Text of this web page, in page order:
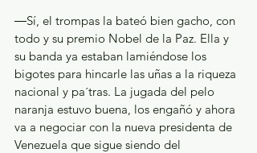
―Sí, el trompas la bateó bien gacho, con
todo y su premio Nobel de la Paz. Ella y
su banda ya estaban lamiéndose los
bigotes para hincarle las uñas a la riqueza
nacional y pa´tras. La jugada del pelo
naranja estuvo buena, los engañó y ahora
va a negociar con la nueva presidenta de
Venezuela que sigue siendo del